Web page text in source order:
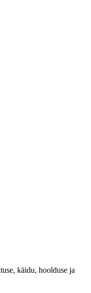
käidu, hoolduse ja